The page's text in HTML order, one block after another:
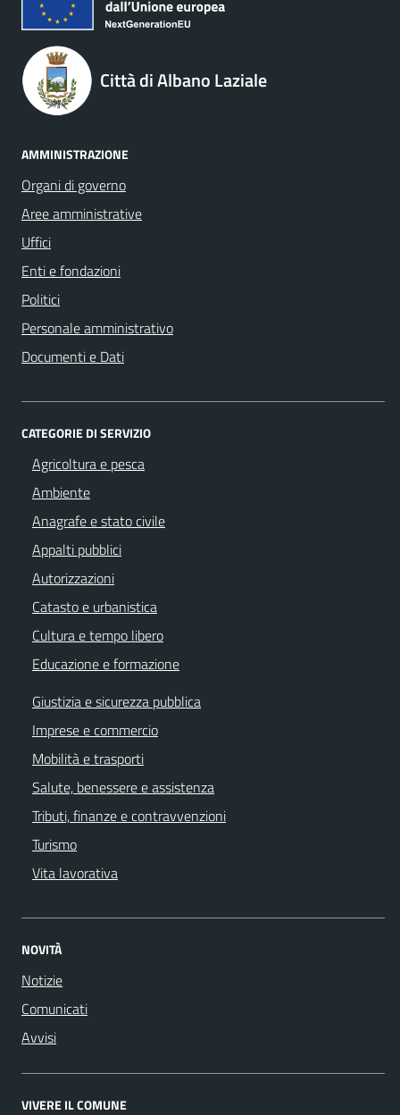
Città di Albano Laziale
AMMINISTRAZIONE
Organi di governo
Aree amministrative
Uffici
Enti e fondazioni
Politici
Personale amministrativo
Documenti e Dati
CATEGORIE DI SERVIZIO
Agricoltura e pesca
Ambiente
Anagrafe e stato civile
Appalti pubblici
Autorizzazioni
Catasto e urbanistica
Cultura e tempo libero
Educazione e formazione
Giustizia e sicurezza pubblica
Imprese e commercio
Mobilità e trasporti
Salute, benessere e assistenza
Tributi, finanze e contravvenzioni
Turismo
Vita lavorativa
NOVITÀ
Notizie
Comunicati
Avvisi
VIVERE IL COMUNE